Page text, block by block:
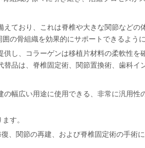
ており、これは脊椎や大きな関節など
の骨組織を効果的にサポートできるように
し、コラーゲンは移植片材料の柔軟性
品は、脊椎固定術、関節置換術、歯科
幅広い用途に使用できる、非常に汎用
す。
、関節の再建、および脊椎固定術の手